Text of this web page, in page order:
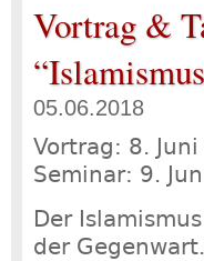
Vortrag &
05.06.2018
Vortrag: 8.
Seminar: 9.
Der
der